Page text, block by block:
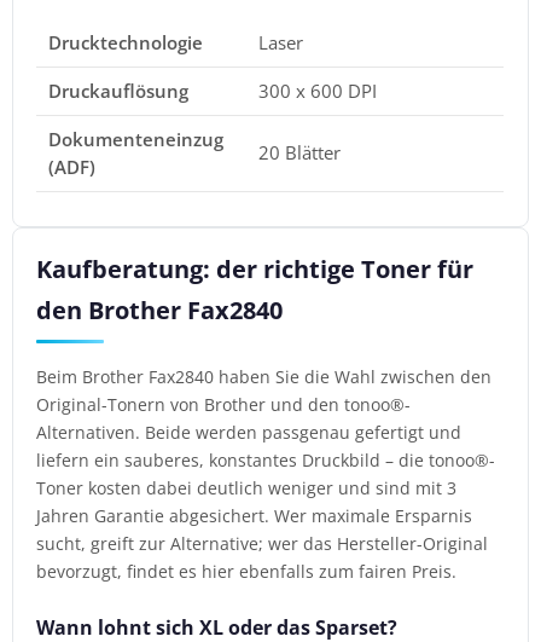
Drucktechnologie
Laser
Druckauflösung
300 x 600 DPI
Dokumenteneinzug
(ADF)
20 Blätter
Kaufberatung: der richtige Toner für
den Brother Fax2840
Beim Brother Fax2840 haben Sie die Wahl zwischen den
Original-Tonern von Brother und den tonoo®-
Alternativen. Beide werden passgenau gefertigt und
liefern ein sauberes, konstantes Druckbild – die tonoo®-
Toner kosten dabei deutlich weniger und sind mit 3
Jahren Garantie abgesichert. Wer maximale Ersparnis
sucht, greift zur Alternative; wer das Hersteller-Original
bevorzugt, findet es hier ebenfalls zum fairen Preis.
Wann lohnt sich XL oder das Sparset?